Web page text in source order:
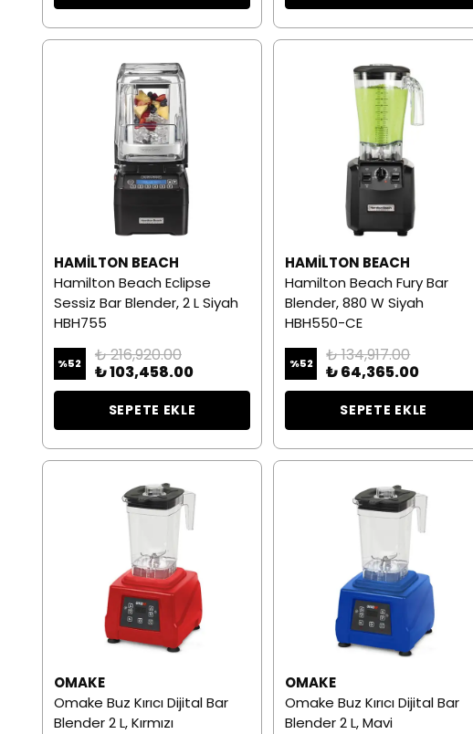
HAMILTON BEACH
Hamilton Beach Eclipse
Sessiz Bar Blender, 2 L Siyah
HBH755
%52
₺ 216,920.00
₺ 103,458.00
SEPETE EKLE
HAMILTON BEACH
Hamilton Beach Fury Bar
Blender, 880 W Siyah
HBH550-CE
%52
₺ 134,917.00
₺ 64,365.00
SEPETE EKLE
OMAKE
Omake Buz Kırıcı Dijital Bar
Blender 2 L, Kırmızı
OMAKE
Omake Buz Kırıcı Dijital Bar
Blender 2 L, Mavi